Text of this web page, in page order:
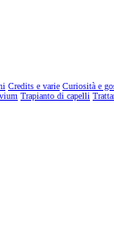
Credits e varie Curiosità e
Trapianto di capelli